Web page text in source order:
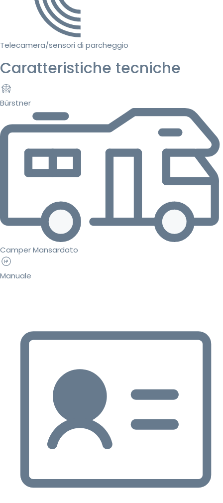
Telecamera/sensori di parcheggio
Caratteristiche tecniche
Bürstner
Camper Mansardato
Manuale